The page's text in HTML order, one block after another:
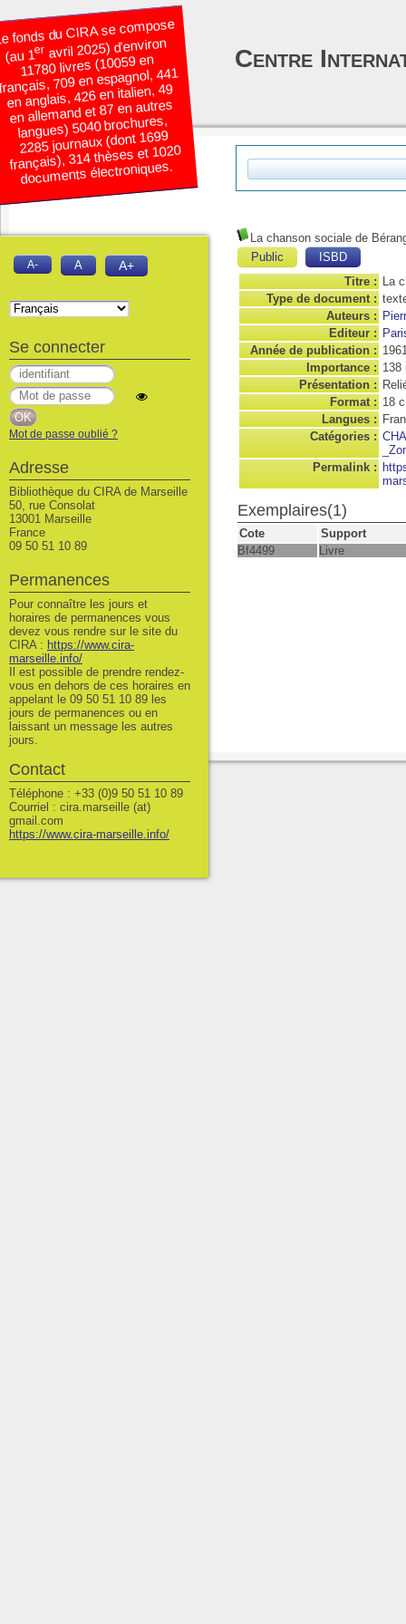
La chanson sociale de
Public
ISBD
Titre : La
Type de document :
Auteurs :
Editeur :
Année de publication :
Importance : 138
Présentation :
Format : 18
Langues :
Catégories :
Permalink :
Exemplaires(1)
Cote
Support
Bf4499
Livre
fonds du CIRA se compose
(au 1eravril 2025) d’environ
11780 livres (10059 en
709 en espagnol, 441
en anglais, 426 en italien, 49
en allemand et 87 en autres
langues) 5040 brochures,
2285 journaux (dont 1699
français), 314 thèses et 1020
documents électroniques.
Centre
A- A A+
Se connecter
Mot de passe oublié ?
Adresse
Bibliothèque du CIRA de Marseille
50, rue Consolat
13001 Marseille
France
09 50 51 10 89
Permanences
Pour connaître les jours et
horaires de permanences vous
devez vous rendre sur le site du
CIRA : https://www.cira-
marseille.info/
Il est possible de prendre rendez-
vous en dehors de ces horaires en
appelant le 09 50 51 10 89 les
jours de permanences ou en
laissant un message les autres
jours.
Contact
Téléphone : +33 (0)9 50 51 10 89
Courriel : cira.marseille (at)
gmail.com
https://www.cira-marseille.info/